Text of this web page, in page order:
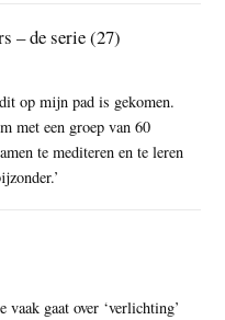
– de serie (27)
op mijn pad is gekomen.
met een groep van 60
te mediteren en te leren
gaat over ‘verlichting’